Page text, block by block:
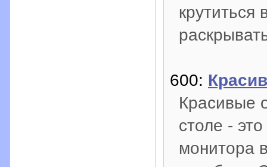
крутиться
600:
Красивые
столе -
монитора